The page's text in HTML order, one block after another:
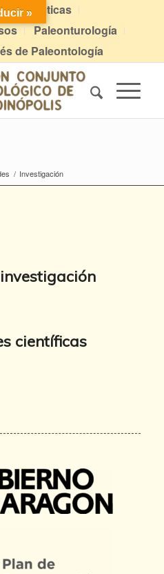
didácticas
Paleonturología
de Paleontología
/ Investigación
científicas
»